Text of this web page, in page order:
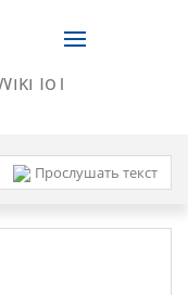
Прослушать текст